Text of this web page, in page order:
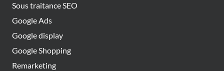
Sous traitance SEO
Google Ads
Google display
Google Shopping
Remarketing